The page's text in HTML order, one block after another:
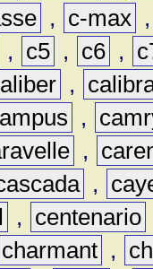
, c-max
, c5 , c6 ,
,
,
,
,
, centenario
charmant ,